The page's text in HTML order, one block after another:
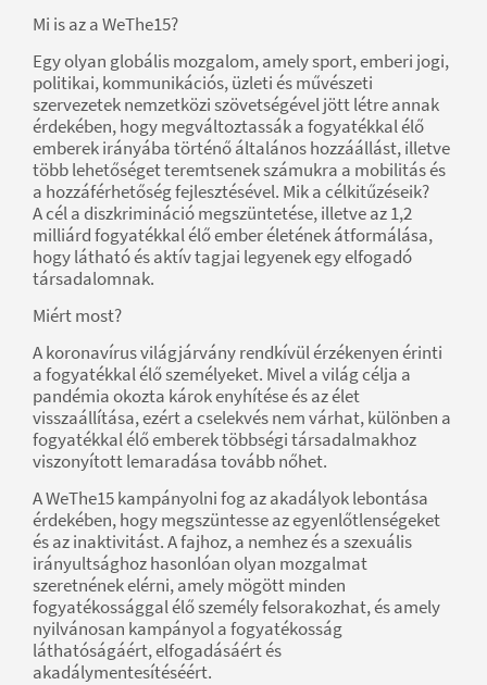
Mi is az a WeThe15?
Egy olyan globális mozgalom, amely sport, emberi jogi,
politikai, kommunikációs, üzleti és művészeti
szervezetek nemzetközi szövetségével jött létre annak
érdekében, hogy megváltoztassák a fogyatékkal élő
emberek irányába történő általános hozzáállást, illetve
több lehetőséget teremtsenek számukra a mobilitás és
a hozzáférhetőség fejlesztésével. Mik a célkitűzéseik?
A cél a diszkrimináció megszüntetése, illetve az 1,2
milliárd fogyatékkal élő ember életének átformálása,
hogy látható és aktív tagjai legyenek egy elfogadó
társadalomnak.
Miért most?
A koronavírus világjárvány rendkívül érzékenyen érinti
a fogyatékkal élő személyeket. Mivel a világ célja a
pandémia okozta károk enyhítése és az élet
visszaállítása, ezért a cselekvés nem várhat, különben a
fogyatékkal élő emberek többségi társadalmakhoz
viszonyított lemaradása tovább nőhet.
A WeThe15 kampányolni fog az akadályok lebontása
érdekében, hogy megszüntesse az egyenlőtlenségeket
és az inaktivitást. A fajhoz, a nemhez és a szexuális
irányultsághoz hasonlóan olyan mozgalmat
szeretnének elérni, amely mögött minden
fogyatékossággal élő személy felsorakozhat, és amely
nyilvánosan kampányol a fogyatékosság
láthatóságáért, elfogadásáért és
akadálymentesítéséért.